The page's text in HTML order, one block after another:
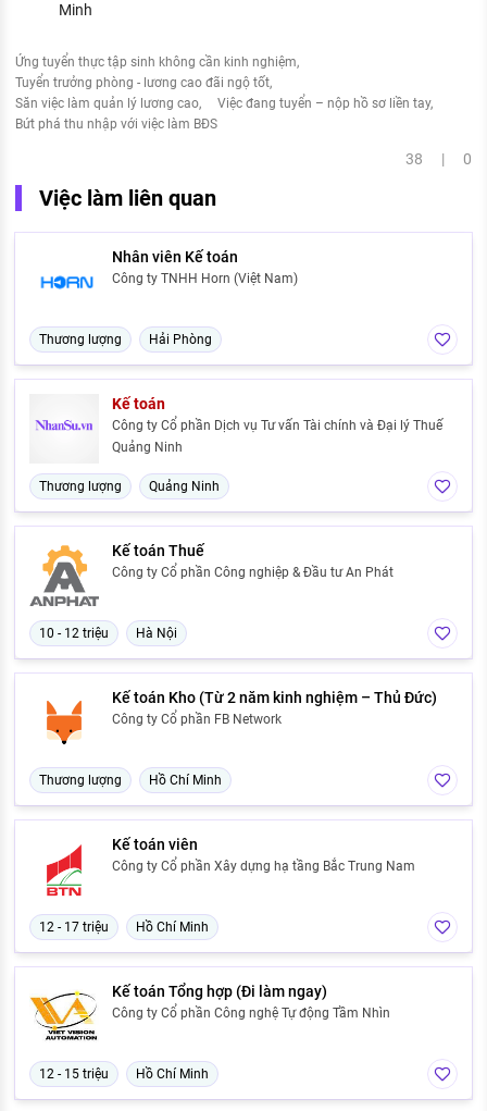
Minh
Ứng tuyển thực tập sinh không cần kinh nghiệm
Tuyển trưởng phòng - lương cao đãi ngộ tốt
Săn việc làm quản lý lương cao
Việc đang tuyển – nộp hồ sơ liền tay
Bứt phá thu nhập với việc làm BĐS
38 | 0
Việc làm liên quan
Nhân viên Kế toán
Công ty TNHH Horn (Việt Nam)
Thương lượng Hải Phòng
Kế toán
Công ty Cổ phần Dịch vụ Tư vấn Tài chính và Đại lý Thuế
Quảng Ninh
Thương lượng Quảng Ninh
Kế toán Thuế
Công ty Cổ phần Công nghiệp & Đầu tư An Phát
10 - 12 triệu Hà Nội
Kế toán Kho (Từ 2 năm kinh nghiệm – Thủ Đức)
Công ty Cổ phần FB Network
Thương lượng Hồ Chí Minh
Kế toán viên
Công ty Cổ phần Xây dựng hạ tầng Bắc Trung Nam
12 - 17 triệu Hồ Chí Minh
Kế toán Tổng hợp (Đi làm ngay)
Công ty Cổ phần Công nghệ Tự động Tầm Nhìn
12 - 15 triệu Hồ Chí Minh